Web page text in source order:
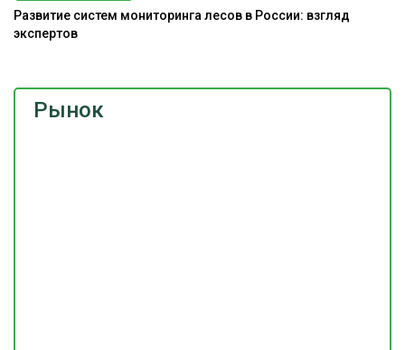
Рынок
Развитие систем мониторинга лесов в России: взгляд
экспертов